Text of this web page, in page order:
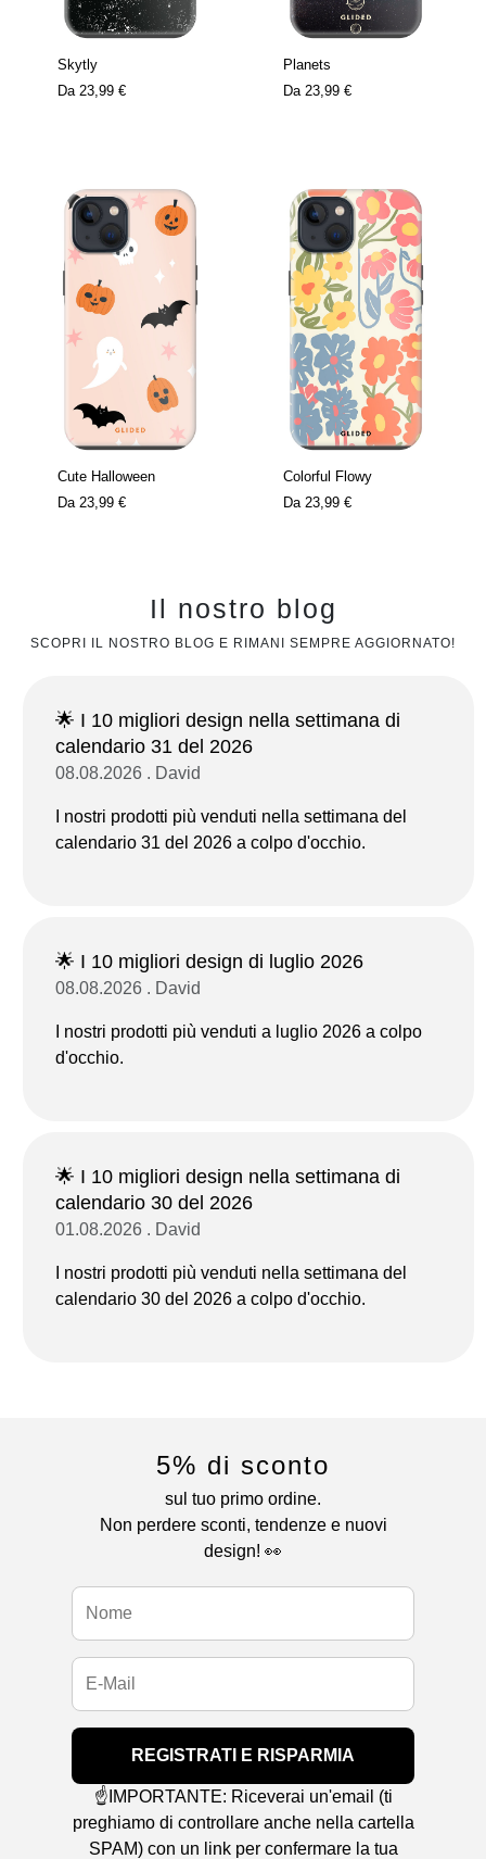
Skytly
Da 23,99 €
Planets
Da 23,99 €
Cute Halloween
Da 23,99 €
Colorful Flowy
Da 23,99 €
Il nostro blog
SCOPRI IL NOSTRO BLOG E RIMANI SEMPRE AGGIORNATO!
🌟 I 10 migliori design nella settimana di
calendario 31 del 2026
08.08.2026 . David
I nostri prodotti più venduti nella settimana del
calendario 31 del 2026 a colpo d'occhio.
🌟 I 10 migliori design di luglio 2026
08.08.2026 . David
I nostri prodotti più venduti a luglio 2026 a colpo
d'occhio.
🌟 I 10 migliori design nella settimana di
calendario 30 del 2026
01.08.2026 . David
I nostri prodotti più venduti nella settimana del
calendario 30 del 2026 a colpo d'occhio.
5% di sconto
sul tuo primo ordine.
Non perdere sconti, tendenze e nuovi
design! 👀
REGISTRATI E RISPARMIA
☝️IMPORTANTE: Riceverai un'email (ti
preghiamo di controllare anche nella cartella
SPAM) con un link per confermare la tua